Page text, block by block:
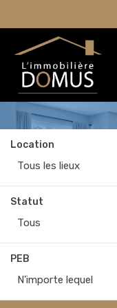
Location
Tous les lieux
Statut
Tous
PEB
N'importe lequel